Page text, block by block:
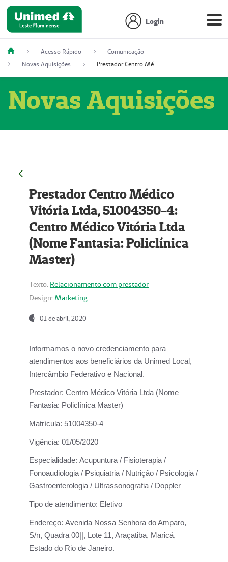
Login
Acesso Rápido
Comunicação
Novas Aquisições
Prestador Centro Médico Vitória Ltda, 51004350-4: Centro Médico Vitória Ltda (Nome Fantasia: Policlínica Master)
Novas Aquisições
Prestador Centro Médico
Vitória Ltda, 51004350-4:
Centro Médico Vitória Ltda
(Nome Fantasia: Policlínica
Master)
Texto: Relacionamento com prestador
Design: Marketing
01 de abril, 2020
Informamos o novo credenciamento para
atendimentos aos beneficiários da Unimed Local,
Intercâmbio Federativo e Nacional.
Prestador: Centro Médico Vitória Ltda (Nome
Fantasia: Policlínica Master)
Matrícula: 51004350-4
Vigência: 01/05/2020
Especialidade: Acupuntura / Fisioterapia /
Fonoaudiologia / Psiquiatria / Nutrição / Psicologia /
Gastroenterologia / Ultrassonografia / Doppler
Tipo de atendimento: Eletivo
Endereço: Avenida Nossa Senhora do Amparo,
S/n, Quadra 00||, Lote 11, Araçatiba, Maricá,
Estado do Rio de Janeiro.